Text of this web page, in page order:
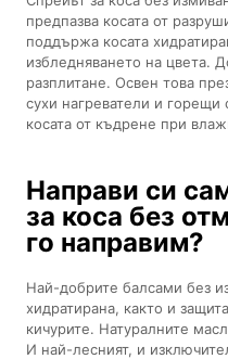
предпазва косата от
поддържа косата
избледняването на цвета.
разплитане. Освен това
сухи нагреватели и
косата от къдрене при
Направи си
за коса без
го направим?
Най-добрите балсами без
хидратирана, както и
кичурите. Натуралните
И най-лесният, и